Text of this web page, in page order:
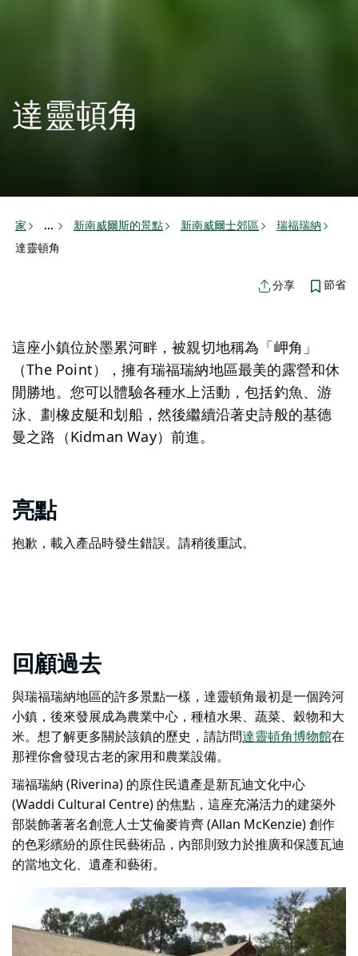
達靈頓角
家 ... 新南威爾斯的景點 新南威爾士郊區
瑞福瑞納
達靈頓角
分享 節省
這座小鎮位於墨累河畔，被親切地稱為「岬角」
（The Point），擁有瑞福瑞納地區最美的露營和休
閒勝地。您可以體驗各種水上活動，包括釣魚、游
泳、劃橡皮艇和划船，然後繼續沿著史詩般的基德
曼之路（Kidman Way）前進。
亮點
抱歉，載入產品時發生錯誤。請稍後重試。
回顧過去
與瑞福瑞納地區的許多景點一樣，達靈頓角最初是一個跨河
小鎮，後來發展成為農業中心，種植水果、蔬菜、穀物和大
米。想了解更多關於該鎮的歷史，請訪問達靈頓角博物館在
那裡你會發現古老的家用和農業設備。
瑞福瑞納 (Riverina) 的原住民遺產是新瓦迪文化中心
(Waddi Cultural Centre) 的焦點，這座充滿活力的建築外
部裝飾著著名創意人士艾倫麥肯齊 (Allan McKenzie) 創作
的色彩繽紛的原住民藝術品，內部則致力於推廣和保護瓦迪
的當地文化、遺產和藝術。